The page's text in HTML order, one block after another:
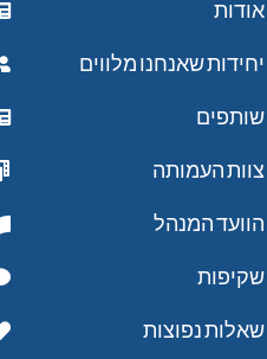
אודות
יחידות שאנחנו מלווים
שותפים
צוות העמותה
הוועד המנהל
שקיפות
שאלות נפוצות